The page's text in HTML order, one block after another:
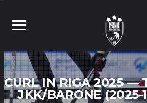
CURL IN RIGA 2025 —
JKK/BARONE (2025-